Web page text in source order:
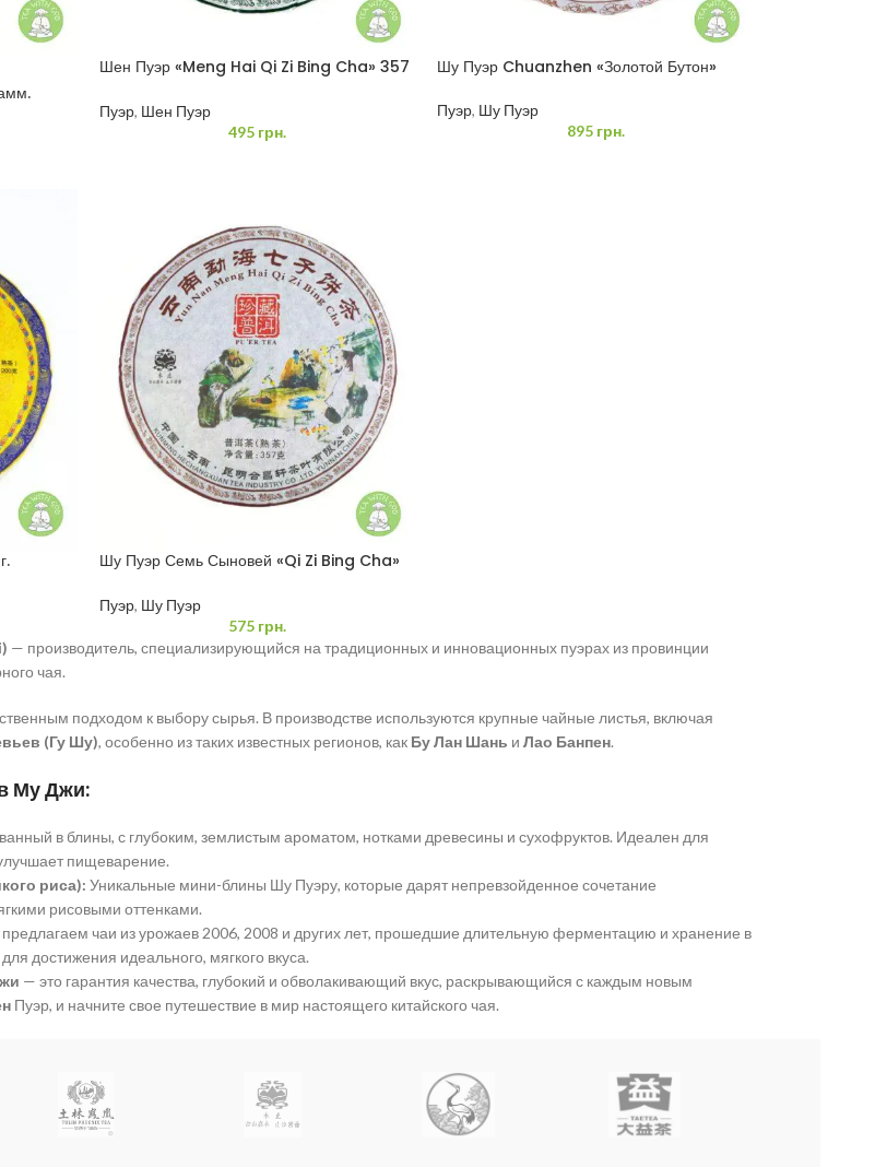
Шен Пуэр «Meng Hai Qi Zi Bing Cha» 357
Пуэр, Шен Пуэр
495грн.
Шу Пуэр Chuanzhen «Золотой Бутон»
Пуэр, Шу Пуэр
895грн.
Шу Пуэр Семь Сыновей «Qi Zi Bing Cha»
Пуэр, Шу Пуэр
575грн.
— производитель, специализирующийся на традиционных и инновационных пуэрах из провинции
чая.
подходом к выбору сырья. В производстве используются крупные чайные листья, включая
(Гу Шу), особенно из таких известных регионов, как Бу Лан Шань и Лао Банпен.
Му Джи:
в блины, с глубоким, землистым ароматом, нотками древесины и сухофруктов. Идеален для
пищеварение.
риса): Уникальные мини-блины Шу Пуэру, которые дарят непревзойденное сочетание
рисовыми оттенками.
чаи из урожаев 2006, 2008 и других лет, прошедшие длительную ферментацию и хранение в
достижения идеального, мягкого вкуса.
— это гарантия качества, глубокий и обволакивающий вкус, раскрывающийся с каждым новым
Пуэр, и начните свое путешествие в мир настоящего китайского чая.